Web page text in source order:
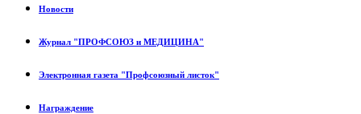
Новости
Журнал "ПРОФСОЮЗ и МЕДИЦИНА"
Электронная газета "Профсоюзный листок"
Награждение